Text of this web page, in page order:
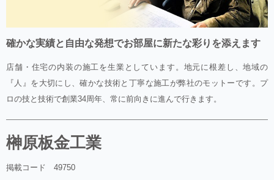
確かな実績と自由な発想でお部屋に新たな彩りを添えます
店舗・住宅の内装の施工を生業としています。地元に根差し、地域の
『人』を大切にし、確かな技術と丁寧な施工が弊社のモットーです。プ
ロの技と技術で創業34周年、常に前向きに進んで行きます。
榊原板金工業
掲載コード 49750